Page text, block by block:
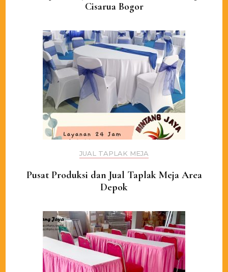
Cisarua Bogor
JUAL TAPLAK MEJA
Pusat Produksi dan Jual Taplak Meja Area
Depok